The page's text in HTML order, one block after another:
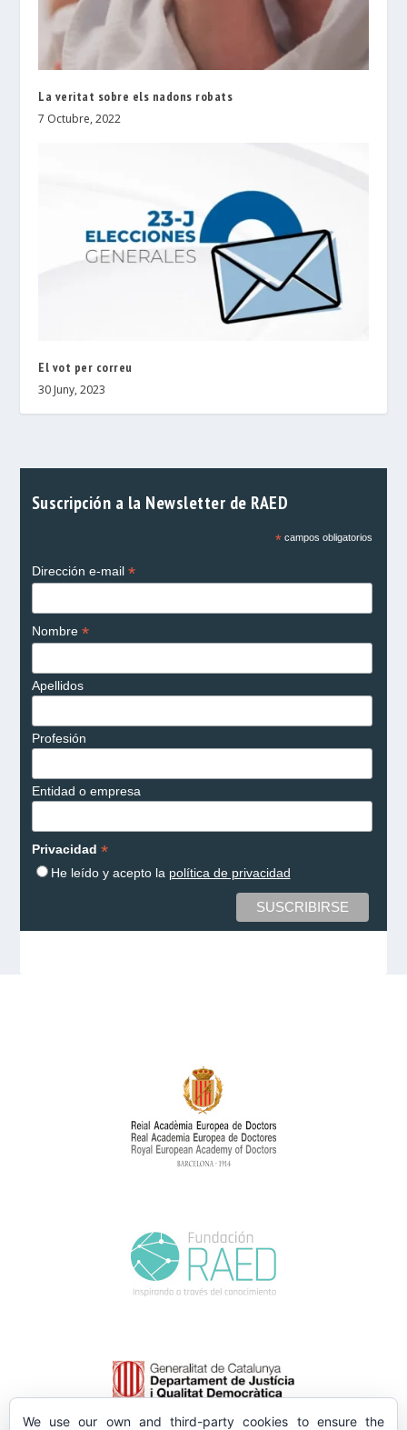
La veritat sobre els nadons robats
7 Octubre, 2022
El vot per correu
30 Juny, 2023
Suscripción a la Newsletter de RAED
*campos obligatorios
Dirección e-mail *
Nombre *
Apellidos
Profesión
Entidad o empresa
Privacidad *
He leído y acepto la política de privacidad
We use our own and third-party cookies to ensure the